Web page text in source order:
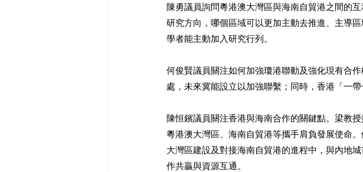
陳勇議員詢問粵港澳大灣區與海南自貿港之間的
研究方向，哪個區域可以更加主動去推進、主導
學者能主動加入研究行列。
何俊賢議員關注如何加強瓊港聯動及強化現有合
處，未來冀能設立以加強聯繫；同時，香港「一
陳恒鑌議員關注香港與海南合作的關鍵點。梁教
粵港澳大灣區、海南自貿港等攜手肩負發展使命
大灣區建設及對接海南自貿港的進程中，與內地
作共贏與資源互通。